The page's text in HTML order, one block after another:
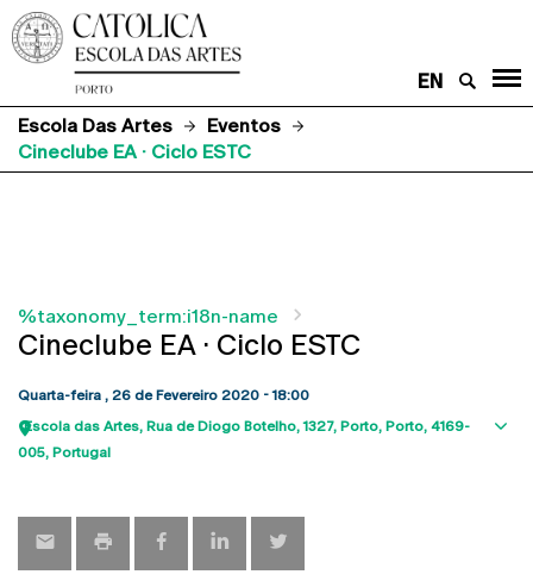
EN
Escola Das Artes
Eventos
Cineclube EA · Ciclo ESTC
%taxonomy_term:i18n-name
Cineclube EA · Ciclo ESTC
Quarta-feira , 26 de Fevereiro 2020 - 18:00
Escola das Artes Rua de Diogo Botelho, 1327 Porto Porto 4169-
005 Portugal